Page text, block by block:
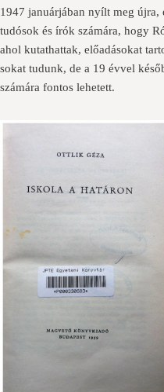
1947 januárjában nyílt meg újra,
tudósok és írók számára, hogy
ahol kutathattak, előadásokat
sokat tudunk, de a 19 évvel
számára fontos lehetett.